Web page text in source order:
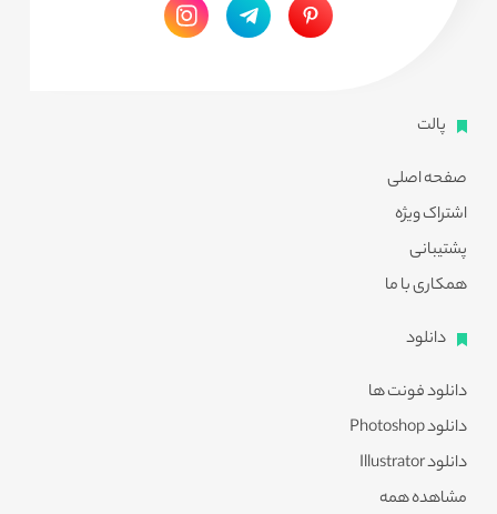
پالت
صفحه اصلی
اشتراک ویژه
پشتیبانی
همکاری با ما
دانلود
دانلود فونت ها
دانلود Photoshop
دانلود Illustrator
مشاهده همه